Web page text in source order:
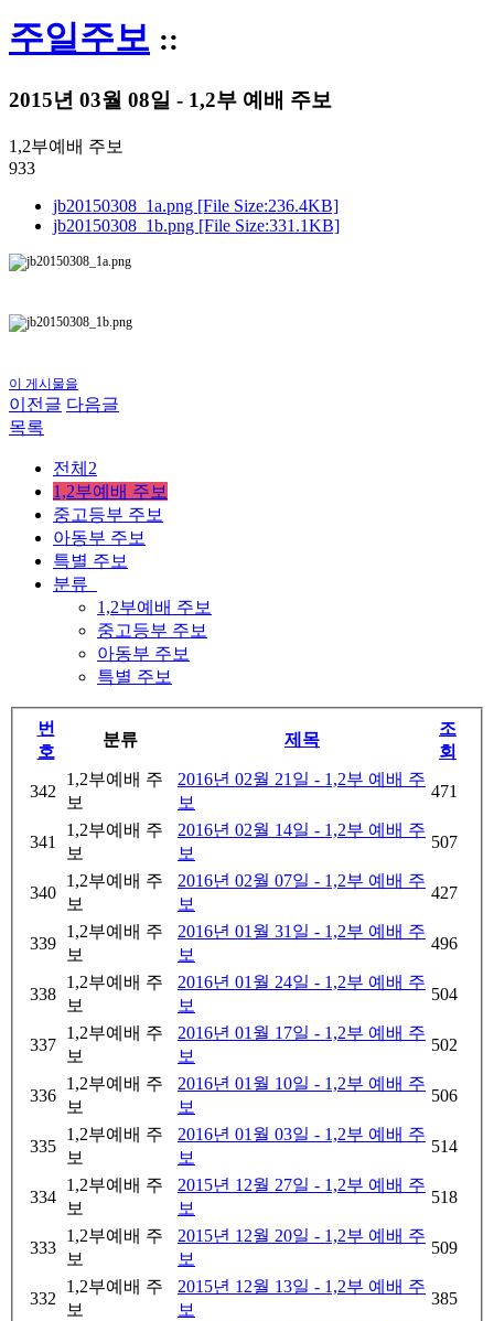
주일주보 ::
2015년 03월 08일 - 1,2부 예배 주보
1,2부예배 주보
933
jb20150308_1a.png [File Size:236.4KB]
jb20150308_1b.png [File Size:331.1KB]
이 게시물을
이전글 다음글
목록
전체2
1,2부예배 주보
중고등부 주보
아동부 주보
특별 주보
분류
1,2부예배 주보
중고등부 주보
아동부 주보
특별 주보
번
호
분류 제목
조
회
342
1,2부예배 주
보
2016년 02월 21일 - 1,2부 예배 주
보
471
341
1,2부예배 주
보
2016년 02월 14일 - 1,2부 예배 주
보
507
340
1,2부예배 주
보
2016년 02월 07일 - 1,2부 예배 주
보
427
339
1,2부예배 주
보
2016년 01월 31일 - 1,2부 예배 주
보
496
338
1,2부예배 주
보
2016년 01월 24일 - 1,2부 예배 주
보
504
337
1,2부예배 주
보
2016년 01월 17일 - 1,2부 예배 주
보
502
336
1,2부예배 주
보
2016년 01월 10일 - 1,2부 예배 주
보
506
335
1,2부예배 주
보
2016년 01월 03일 - 1,2부 예배 주
보
514
334
1,2부예배 주
보
2015년 12월 27일 - 1,2부 예배 주
보
518
333
1,2부예배 주
보
2015년 12월 20일 - 1,2부 예배 주
보
509
332
1,2부예배 주
보
2015년 12월 13일 - 1,2부 예배 주
보
385